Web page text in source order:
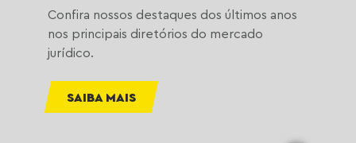
Confira nossos destaques dos últimos anos
nos principais diretórios do mercado
jurídico.
SAIBA MAIS